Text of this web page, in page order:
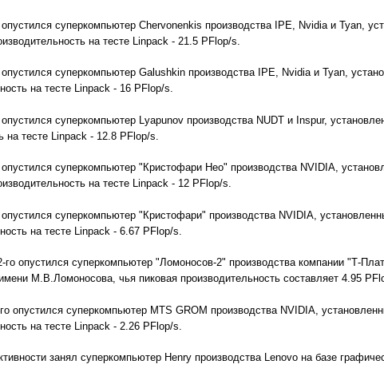
суперкомпьютер Chervonenkis производства IPE, Nvidia и Tyan,
на тесте Linpack - 21.5 PFlop/s.
суперкомпьютер Galushkin производства IPE, Nvidia и Tyan,
на тесте Linpack - 16 PFlop/s.
суперкомпьютер Lyapunov производства NUDT и Inspur,
на тесте Linpack - 12.8 PFlop/s.
суперкомпьютер "Кристофари Нео" производства NVIDIA,
на тесте Linpack - 12 PFlop/s.
суперкомпьютер "Кристофари" производства NVIDIA,
на тесте Linpack - 6.67 PFlop/s.
го опустился суперкомпьютер "Ломоносов-2" производства компании "Т-
М.В.Ломоносова, чья пиковая производительность составляет 4.95
опустился суперкомпьютер MTS GROM производства NVIDIA,
на тесте Linpack - 2.26 PFlop/s.
занял суперкомпьютер Henry производства Lenovo на базе